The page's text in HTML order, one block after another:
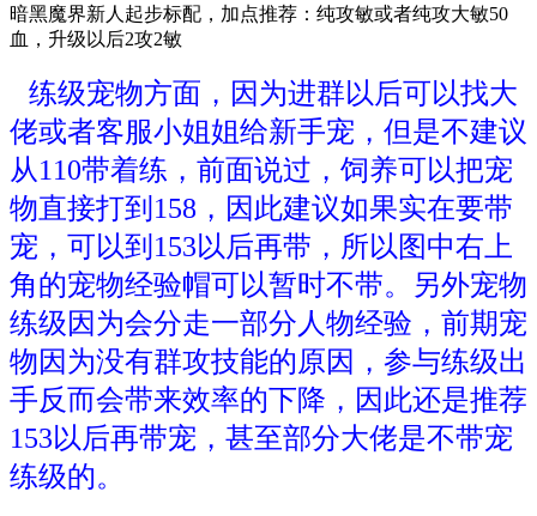
暗黑魔界新人起步标配，加点推荐：纯攻敏或者纯攻大敏50
血，升级以后2攻2敏
练级宠物方面，因为进群以后可以找大
佬或者客服小姐姐给新手宠，但是不建议
从110带着练，前面说过，饲养可以把宠
物直接打到158，因此建议如果实在要带
宠，可以到153以后再带，所以图中右上
角的宠物经验帽可以暂时不带。另外宠物
练级因为会分走一部分人物经验，前期宠
物因为没有群攻技能的原因，参与练级出
手反而会带来效率的下降，因此还是推荐
153以后再带宠，甚至部分大佬是不带宠
练级的。